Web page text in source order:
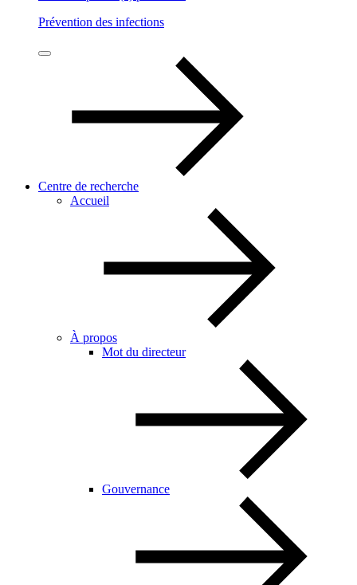
Prévention des infections
Centre de recherche
Accueil
À propos
Mot du directeur
Gouvernance